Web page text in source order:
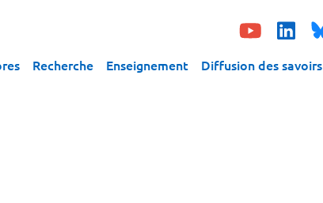
Recherche Enseignement Diffusion des savoirs